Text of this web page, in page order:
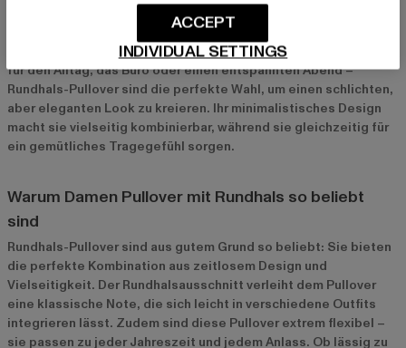
Damen Rundhals-Pullover sind der Inbegriff von zeitlosem Stil
und Komfort. Sie gehören zu den absoluten Basics jeder
Garderobe und bieten unzählige Styling-Möglichkeiten. Egal ob
für den Alltag, das Büro oder einen entspannten Abend –
Rundhals-Pullover sind die perfekte Wahl, um einen schlichten,
aber eleganten Look zu kreieren. Ihr minimalistisches Design
macht sie vielseitig kombinierbar, während sie gleichzeitig für
ein gemütliches Tragegefühl sorgen.
Warum Damen Pullover mit Rundhals so beliebt
sind
Rundhals-Pullover sind aus gutem Grund so beliebt: Sie bieten
die perfekte Kombination aus zeitlosem Design und
Vielseitigkeit. Der Rundhalsausschnitt verleiht dem Pullover
eine klassische Note, die sich leicht in verschiedene Outfits
integrieren lässt. Zudem sind diese Pullover extrem flexibel –
sie passen zu jeder Jahreszeit und jedem Anlass. Ob lässig zu
INDIVIDUAL SETTINGS
ACCEPT